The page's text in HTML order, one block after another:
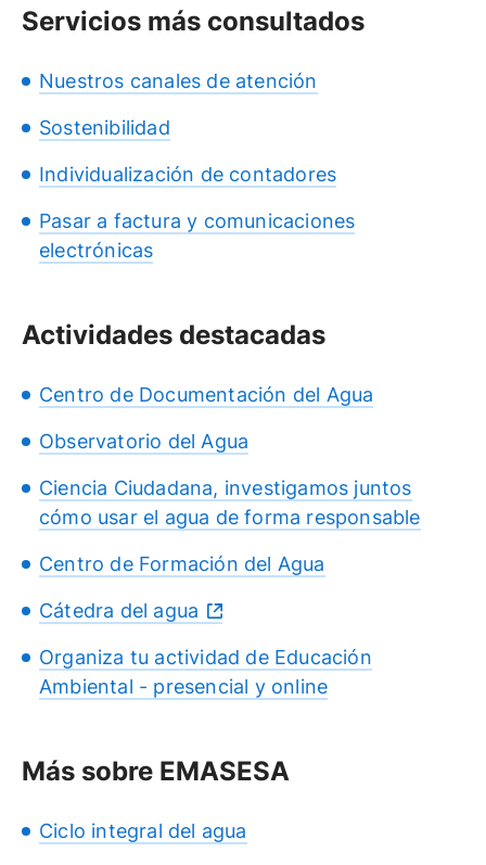
Servicios más consultados
Nuestros canales de atención
Sostenibilidad
Individualización de contadores
Pasar a factura y comunicaciones
electrónicas
Actividades destacadas
Centro de Documentación del Agua
Observatorio del Agua
Ciencia Ciudadana, investigamos juntos
cómo usar el agua de forma responsable
Centro de Formación del Agua
Cátedra del agua
Organiza tu actividad de Educación
Ambiental - presencial y online
Más sobre EMASESA
Ciclo integral del agua